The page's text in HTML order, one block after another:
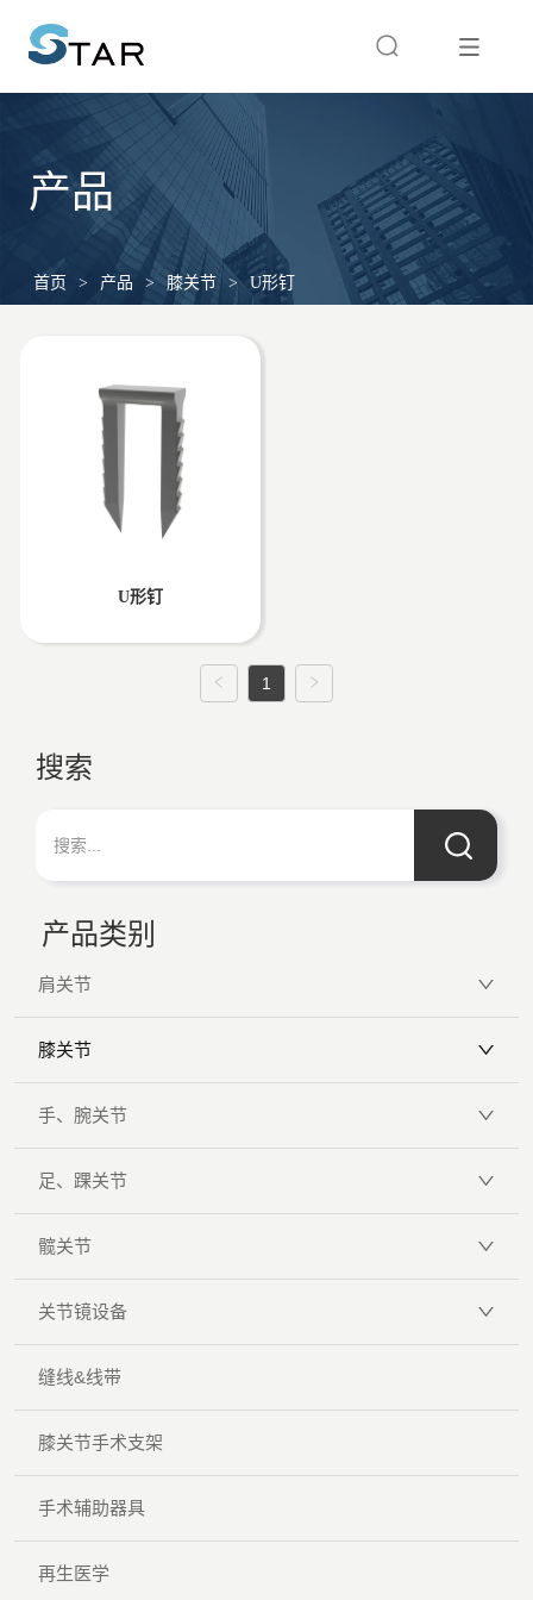
产品
首页 > 产品 > 膝关节 > U形钉
U形钉
1
搜索
产品类别
肩关节
膝关节
手、腕关节
足、踝关节
髋关节
关节镜设备
缝线&线带
膝关节手术支架
手术辅助器具
再生医学